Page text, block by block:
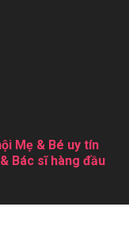
Mẹ & Bé uy tín
Bác sĩ hàng đầu